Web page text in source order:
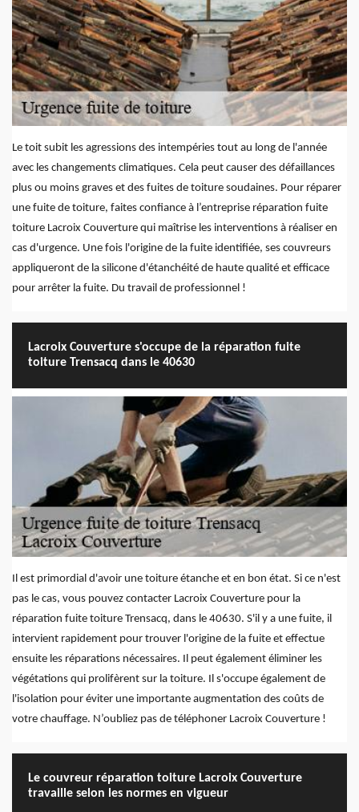
Le toit subit les agressions des intempéries tout au long de l'année
avec les changements climatiques. Cela peut causer des défaillances
plus ou moins graves et des fuites de toiture soudaines. Pour réparer
une fuite de toiture, faites confiance à l’entreprise réparation fuite
toiture Lacroix Couverture qui maîtrise les interventions à réaliser en
cas d'urgence. Une fois l'origine de la fuite identifiée, ses couvreurs
appliqueront de la silicone d'étanchéité de haute qualité et efficace
pour arrêter la fuite. Du travail de professionnel !
Lacroix Couverture s'occupe de la réparation fuite
toiture Trensacq dans le 40630
Il est primordial d'avoir une toiture étanche et en bon état. Si ce n'est
pas le cas, vous pouvez contacter Lacroix Couverture pour la
réparation fuite toiture Trensacq, dans le 40630. S'il y a une fuite, il
intervient rapidement pour trouver l'origine de la fuite et effectue
ensuite les réparations nécessaires. Il peut également éliminer les
végétations qui prolifèrent sur la toiture. Il s'occupe également de
l'isolation pour éviter une importante augmentation des coûts de
votre chauffage. N’oubliez pas de téléphoner Lacroix Couverture !
Le couvreur réparation toiture Lacroix Couverture
travaille selon les normes en vigueur